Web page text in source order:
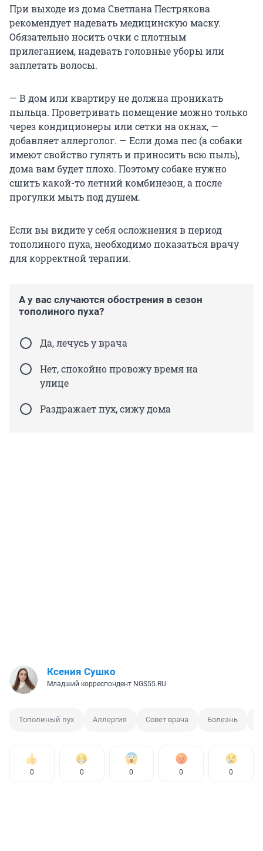
При выходе из дома Светлана Пестрякова
рекомендует надевать медицинскую маску.
Обязательно носить очки с плотным
прилеганием, надевать головные уборы или
заплетать волосы.
— В дом или квартиру не должна проникать
пыльца. Проветривать помещение можно только
через кондиционеры или сетки на окнах, —
добавляет аллерголог. — Если дома пес (а собаки
имеют свойство гулять и приносить всю пыль),
дома вам будет плохо. Поэтому собаке нужно
сшить какой-то летний комбинезон, а после
прогулки мыть под душем.
Если вы видите у себя осложнения в период
тополиного пуха, необходимо показаться врачу
для корректной терапии.
А у вас случаются обострения в сезон
тополиного пуха?
Да, лечусь у врача
Нет, спокойно провожу время на
улице
Раздражает пух, сижу дома
Ксения Сушко
Младший корреспондент NGS55.RU
Тополиный пух Аллергия Совет врача Болезнь
0 0 0 0 0